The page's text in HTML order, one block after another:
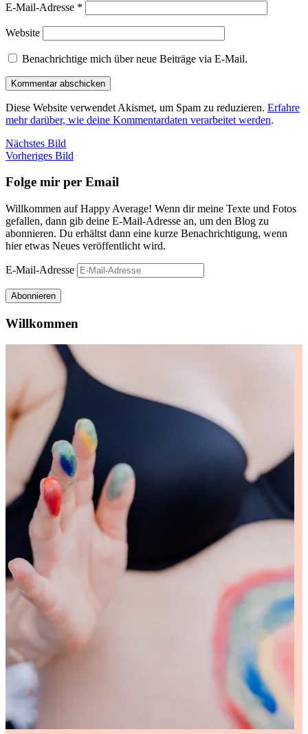
E-Mail-Adresse *
Website
Benachrichtige mich über neue Beiträge via E-Mail.
Diese Website verwendet Akismet, um Spam zu reduzieren. Erfahre
mehr darüber, wie deine Kommentardaten verarbeitet werden.
Nächstes Bild
Vorheriges Bild
Folge mir per Email
Willkommen auf Happy Average! Wenn dir meine Texte und Fotos
gefallen, dann gib deine E-Mail-Adresse an, um den Blog zu
abonnieren. Du erhältst dann eine kurze Benachrichtigung, wenn
hier etwas Neues veröffentlicht wird.
E-Mail-Adresse
Abonnieren
Willkommen